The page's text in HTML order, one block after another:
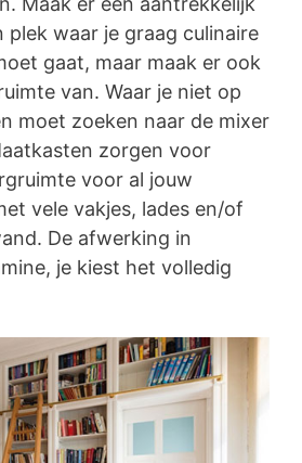
plek waar je graag culinaire
gaat, maar maak er ook
van. Waar je niet op
moet zoeken naar de mixer
zorgen voor
voor al jouw
vele vakjes, lades en/of
De afwerking in
je kiest het volledig